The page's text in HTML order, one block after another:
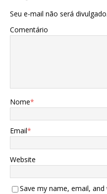
Seu e-mail não será divulgado.
Comentário
Nome*
Email*
Website
Save my name, email,